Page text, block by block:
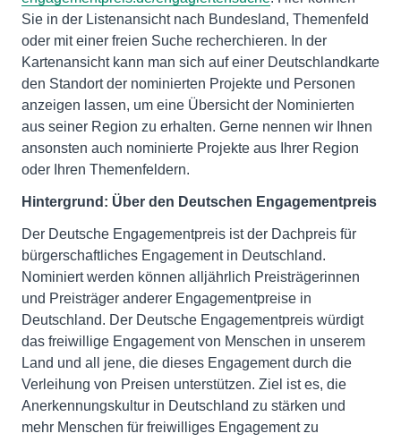
Sie in der Listenansicht nach Bundesland, Themenfeld
oder mit einer freien Suche recherchieren. In der
Kartenansicht kann man sich auf einer Deutschlandkarte
den Standort der nominierten Projekte und Personen
anzeigen lassen, um eine Übersicht der Nominierten
aus seiner Region zu erhalten. Gerne nennen wir Ihnen
ansonsten auch nominierte Projekte aus Ihrer Region
oder Ihren Themenfeldern.
Hintergrund: Über den Deutschen Engagementpreis
Der Deutsche Engagementpreis ist der Dachpreis für
bürgerschaftliches Engagement in Deutschland.
Nominiert werden können alljährlich Preisträgerinnen
und Preisträger anderer Engagementpreise in
Deutschland. Der Deutsche Engagementpreis würdigt
das freiwillige Engagement von Menschen in unserem
Land und all jene, die dieses Engagement durch die
Verleihung von Preisen unterstützen. Ziel ist es, die
Anerkennungskultur in Deutschland zu stärken und
mehr Menschen für freiwilliges Engagement zu